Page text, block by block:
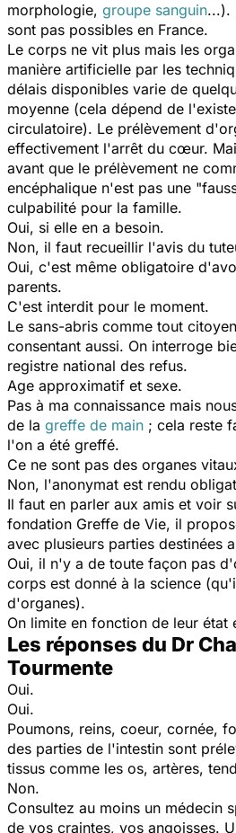
morphologie, groupe sanguin...).
sont pas possibles en France.
Le corps ne vit plus mais les
manière artificielle par les
délais disponibles varie de
moyenne (cela dépend de
circulatoire). Le prélèvement
effectivement l'arrêt du cœur.
avant que le prélèvement ne
encéphalique n'est pas une
culpabilité pour la famille.
Oui, si elle en a besoin.
Non, il faut recueillir l'avis du
Oui, c'est même obligatoire
parents.
C'est interdit pour le moment.
Le sans-abris comme tout
consentant aussi. On interroge
registre national des refus.
Age approximatif et sexe.
Pas à ma connaissance mais
de la greffe de main ; cela reste
l'on a été greffé.
Ce ne sont pas des organes
Non, l'anonymat est rendu
Il faut en parler aux amis et voir
fondation Greffe de Vie, il
avec plusieurs parties destinées
Oui, il n'y a de toute façon pas
corps est donné à la science
d'organes).
On limite en fonction de leur état
Les réponses du Dr
Tourmente
Oui.
Oui.
Poumons, reins, coeur, cornée,
des parties de l'intestin sont
tissus comme les os, artères,
Non.
Consultez au moins un médecin
de vos craintes, vos angoisses.